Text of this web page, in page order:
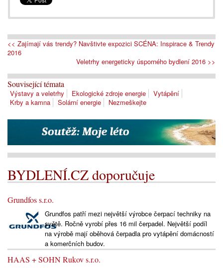
<< Zajímají vás trendy? Navštivte expozici SCÉNA: Inspirace & Trendy
2016
Veletrhy energeticky úsporného bydlení 2016 >>
Související témata
Výstavy a veletrhy Ekologické zdroje energie
Vytápění
Krby a kamna
Solární energie Nezmeškejte
BYDLENÍ.CZ doporučuje
Grundfos s.r.o.
Grundfos patří mezi největší výrobce čerpací techniky na
světě. Ročně vyrobí přes 16 mil čerpadel. Největší podíl
na výrobě mají oběhová čerpadla pro vytápění domácností
a komerčních budov.
HAAS + SOHN Rukov s.r.o.